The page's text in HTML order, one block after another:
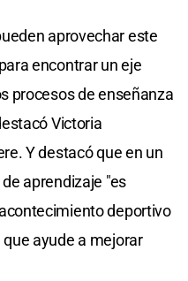
aprovechar este
encontrar un eje
procesos de enseñanza
Victoria
Y destacó que en un
aprendizaje "es
deportivo
ayude a mejorar